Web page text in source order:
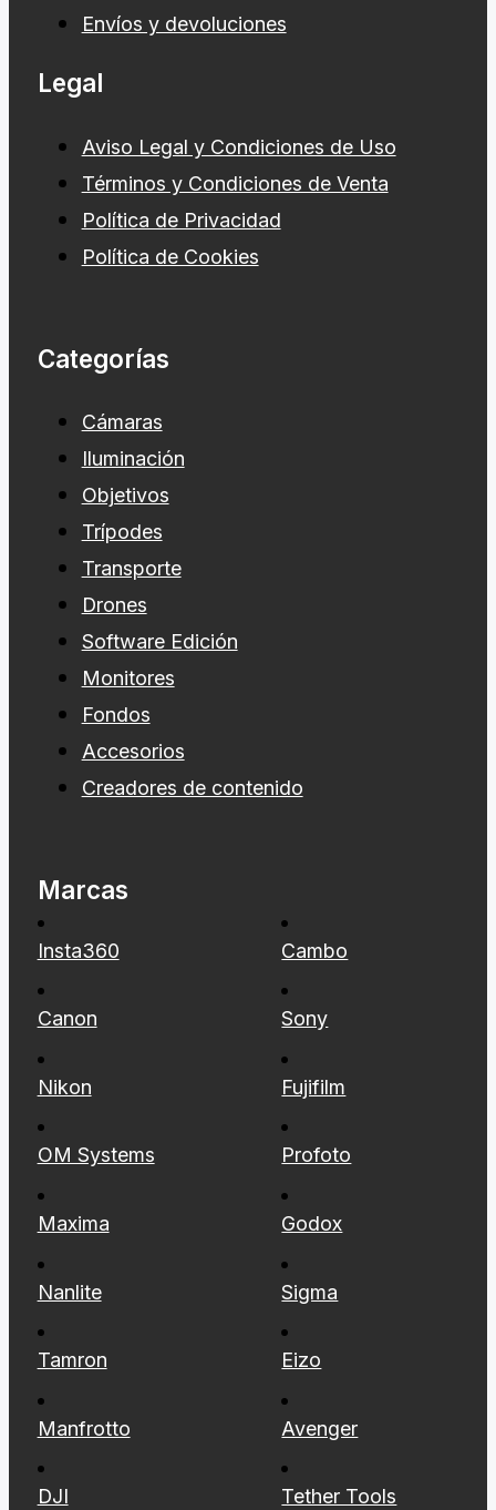
Envíos y devoluciones
Legal
Aviso Legal y Condiciones de Uso
Términos y Condiciones de Venta
Política de Privacidad
Política de Cookies
Categorías
Cámaras
Iluminación
Objetivos
Trípodes
Transporte
Drones
Software Edición
Monitores
Fondos
Accesorios
Creadores de contenido
Marcas
Insta360 Cambo
Canon Sony
Nikon Fujifilm
OM Systems Profoto
Maxima Godox
Nanlite Sigma
Tamron Eizo
Manfrotto Avenger
DJI Tether Tools